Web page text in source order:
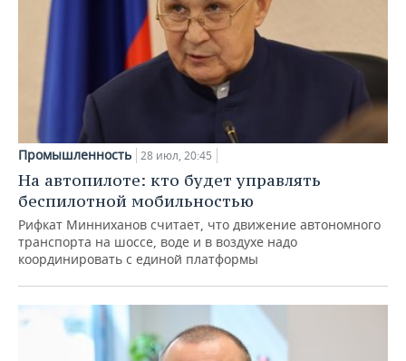
Промышленность 28 июл, 20:45
На автопилоте: кто будет управлять
беспилотной мобильностью
Рифкат Минниханов считает, что движение автономного
транспорта на шоссе, воде и в воздухе надо
координировать с единой платформы